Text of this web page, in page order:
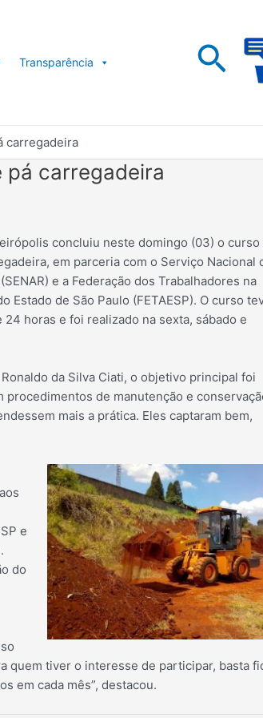
Transparência
carregadeira
carregadeira
concluiu neste domingo (03) o curso
em parceria com o Serviço Nacional
e a Federação dos Trabalhadores na
Estado de São Paulo (FETAESP). O curso
horas e foi realizado na sexta, sábado e
da Silva Ciati, o objetivo principal foi
de manutenção e
mais a prática. Eles captaram bem,
e
do
quem tiver o interesse de participar, basta
em cada mês”, destacou.